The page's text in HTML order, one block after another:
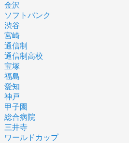
金沢
ソフトバンク
渋谷
宮崎
通信制
通信制高校
宝塚
福島
愛知
神戸
甲子園
総合病院
三井寺
ワールドカップ